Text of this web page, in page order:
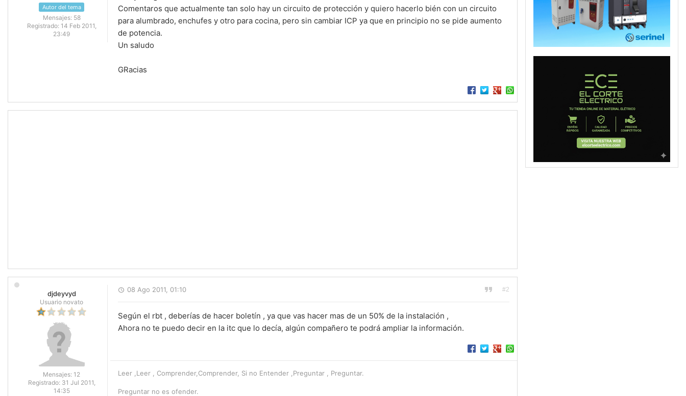
Autor del tema
Mensajes: 58
Registrado: 14 Feb 2011,
23:49
Comentaros que actualmente tan solo hay un circuito de protección y quiero hacerlo bién con un circuito
para alumbrado, enchufes y otro para cocina, pero sin cambiar ICP ya que en principio no se pide aumento
de potencia.
Un saludo
GRacias
djdeyvyd
Usuario novato
Mensajes: 12
Registrado: 31 Jul 2011,
14:35
#2
08 Ago 2011, 01:10
Según el rbt , deberías de hacer boletín , ya que vas hacer mas de un 50% de la instalación ,
Ahora no te puedo decir en la itc que lo decía, algún compañero te podrá ampliar la información.
Leer ,Leer , Comprender,Comprender, Si no Entender ,Preguntar , Preguntar.
Preguntar no es ofender.